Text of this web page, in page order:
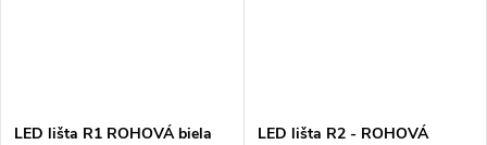
LED lišta R1 ROHOVÁ biela LED lišta R2 - ROHOVÁ